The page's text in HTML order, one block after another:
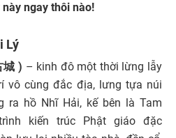
ngay thôi nào!
Lý
城 ) – kinh đô một thời lừng lẫy
vô cùng đắc địa, lưng tựa núi
ra hồ Nhĩ Hải, kế bên là Tam
kiến trúc Phật giáo đặc